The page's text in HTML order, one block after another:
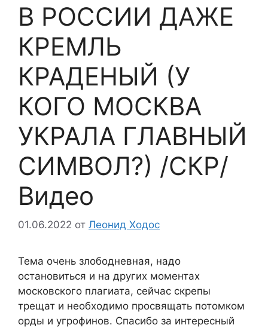
В РОССИИ ДАЖЕ
КРЕМЛЬ
КРАДЕНЫЙ (У
КОГО МОСКВА
УКРАЛА ГЛАВНЫЙ
СИМВОЛ?) /СКР/
Видео
01.06.2022 от Леонид Ходос
Тема очень злободневная, надо
остановиться и на других моментах
московского плагиата, сейчас скрепы
трещат и необходимо просвящать потомком
орды и угрофинов. Спасибо за интересный